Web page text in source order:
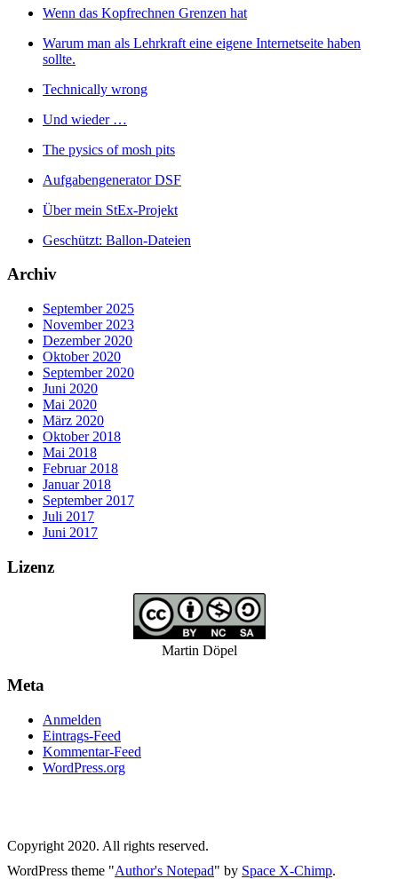
Wenn das Kopfrechnen Grenzen hat
Warum man als Lehrkraft eine eigene Internetseite haben
sollte.
Technically wrong
Und wieder …
The pysics of mosh pits
Aufgabengenerator DSF
Über mein StEx-Projekt
Geschützt: Ballon-Dateien
Archiv
September 2025
November 2023
Dezember 2020
Oktober 2020
September 2020
Juni 2020
Mai 2020
März 2020
Oktober 2018
Mai 2018
Februar 2018
Januar 2018
September 2017
Juli 2017
Juni 2017
Lizenz
Martin Döpel
Meta
Anmelden
Eintrags-Feed
Kommentar-Feed
WordPress.org
Copyright 2020. All rights reserved.
WordPress theme "Author's Notepad" by Space X-Chimp.